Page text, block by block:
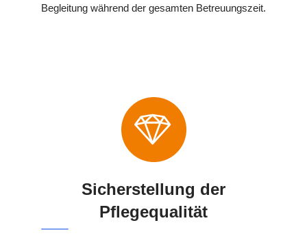
Begleitung während der gesamten Betreuungszeit.
Sicherstellung der
Pflegequalität